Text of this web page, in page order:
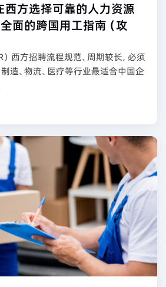
西方选择可靠的人力资源
面的跨国用工指南（攻
西方招聘流程规范、周期较长，必须
制造、物流、医疗等行业最适合中国企